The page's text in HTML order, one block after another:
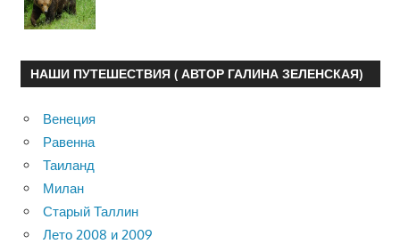
НАШИ ПУТЕШЕСТВИЯ ( АВТОР ГАЛИНА ЗЕЛЕНСКАЯ)
Венеция
Равенна
Таиланд
Милан
Старый Таллин
Лето 2008 и 2009